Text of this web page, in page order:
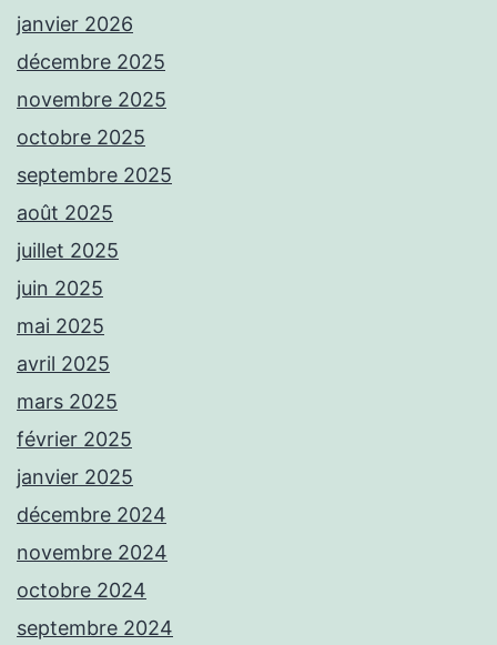
janvier 2026
décembre 2025
novembre 2025
octobre 2025
septembre 2025
août 2025
juillet 2025
juin 2025
mai 2025
avril 2025
mars 2025
février 2025
janvier 2025
décembre 2024
novembre 2024
octobre 2024
septembre 2024